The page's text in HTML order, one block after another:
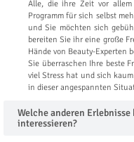
Alle, die ihre Zeit vor
Programm für sich selbst
und Sie möchten sich
bereiten Sie ihr eine große
Hände von Beauty-Experten
Sie überraschen Ihre beste
viel Stress hat und sich
in dieser angespannten
Welche anderen
interessieren?